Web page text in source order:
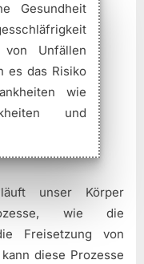
Gesundheit
Unfällen
es das Risiko
wie
und
unser Körper
wie die
Freisetzung von
diese Prozesse